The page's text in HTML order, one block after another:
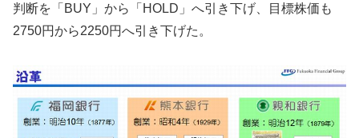
判断を「BUY」から「HOLD」へ引き下げ、目標株価も
2750円から2250円へ引き下げた。